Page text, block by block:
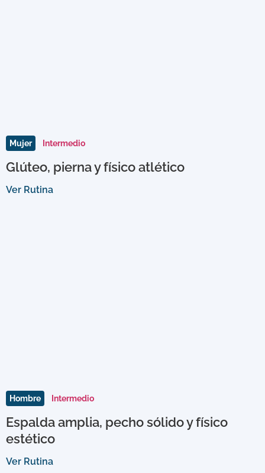
Mujer Intermedio
Glúteo, pierna y físico atlético
Ver Rutina
Hombre Intermedio
Espalda amplia, pecho sólido y físico
estético
Ver Rutina